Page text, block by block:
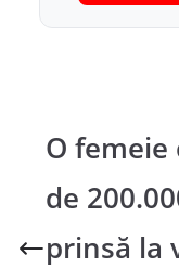
O
de
prinsă la